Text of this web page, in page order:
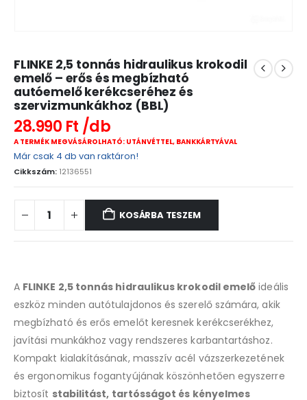
FLINKE 2,5 tonnás hidraulikus krokodil
emelő – erős és megbízható
autóemelő kerékcseréhez és
szervizmunkákhoz (BBL)
28.990 Ft
A TERMÉK MEGVÁSÁROLHATÓ: UTÁNVÉTTEL, BANKKÁRTYÁVAL
Már csak 4 db van raktáron!
Cikkszám: 12136551
KOSÁRBA TESZEM
A FLINKE 2,5 tonnás hidraulikus krokodil emelő ideális
eszköz minden autótulajdonos és szerelő számára, akik
megbízható és erős emelőt keresnek kerékcserékhez,
javítási munkákhoz vagy rendszeres karbantartáshoz.
Kompakt kialakításának, masszív acél vázszerkezetének
és ergonomikus fogantyújának köszönhetően egyszerre
biztosít stabilitást, tartósságot és kényelmes